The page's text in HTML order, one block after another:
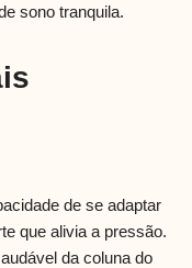
sono tranquila.
de se adaptar
que alivia a pressão.
da coluna do